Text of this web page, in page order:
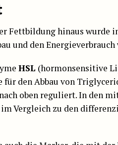
Fettbildung hinaus wurde
und den Energieverbrauch
HSL (hormonsensitive
den Abbau von
oben reguliert. In den
Vergleich zu den